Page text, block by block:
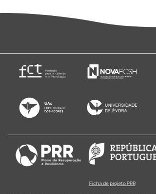
Ficha de projeto PRR